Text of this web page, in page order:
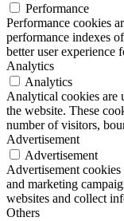
Performance
Performance cookies
performance indexes
better user experience
Analytics
Analytics
Analytical cookies are
the website. These
number of visitors,
Advertisement
Advertisement
Advertisement
and marketing
websites and collect
Others